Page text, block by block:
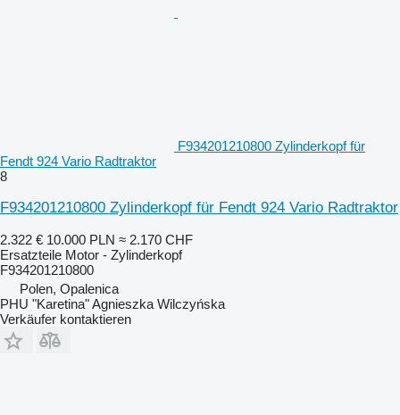
F934201210800 Zylinderkopf für
Fendt 924 Vario Radtraktor
8
F934201210800 Zylinderkopf für Fendt 924 Vario Radtraktor
2.322 € 10.000 PLN ≈ 2.170 CHF
Ersatzteile Motor - Zylinderkopf
F934201210800
Polen, Opalenica
PHU "Karetina" Agnieszka Wilczyńska
Verkäufer kontaktieren